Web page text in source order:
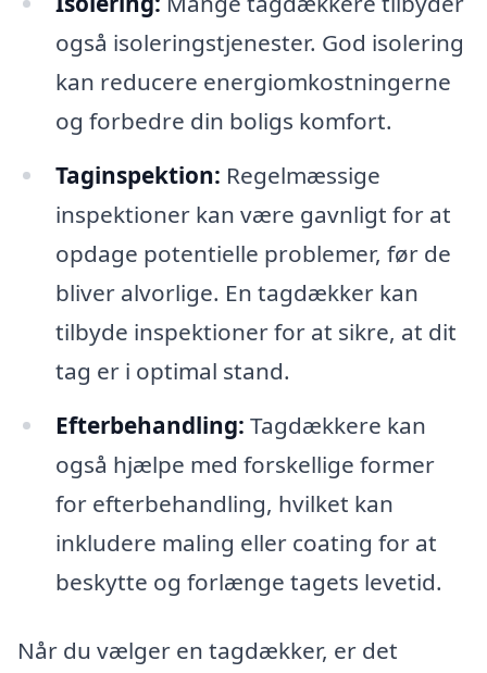
også isoleringstjenester. God isolering
kan reducere energiomkostningerne
og forbedre din boligs komfort.
Taginspektion: Regelmæssige
inspektioner kan være gavnligt for at
opdage potentielle problemer, før de
bliver alvorlige. En tagdækker kan
tilbyde inspektioner for at sikre, at dit
tag er i optimal stand.
Efterbehandling: Tagdækkere kan
også hjælpe med forskellige former
for efterbehandling, hvilket kan
inkludere maling eller coating for at
beskytte og forlænge tagets levetid.
Når du vælger en tagdækker, er det